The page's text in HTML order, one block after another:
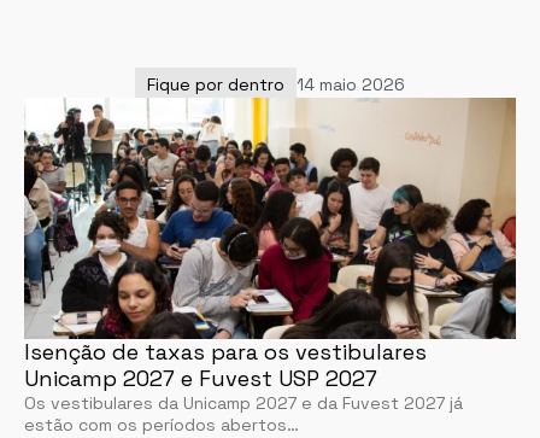
Fique por dentro 14 maio 2026
Isenção de taxas para os vestibulares
Unicamp 2027 e Fuvest USP 2027
Os vestibulares da Unicamp 2027 e da Fuvest 2027 já
estão com os períodos abertos…